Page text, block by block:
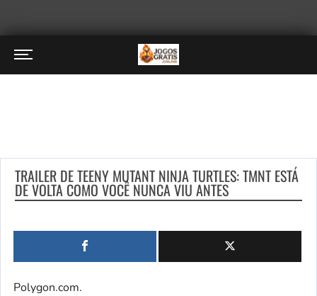
TRAILER DE TEENY MUTANT NINJA TURTLES: TMNT ESTÁ
DE VOLTA COMO VOCÊ NUNCA VIU ANTES
Polygon.com.